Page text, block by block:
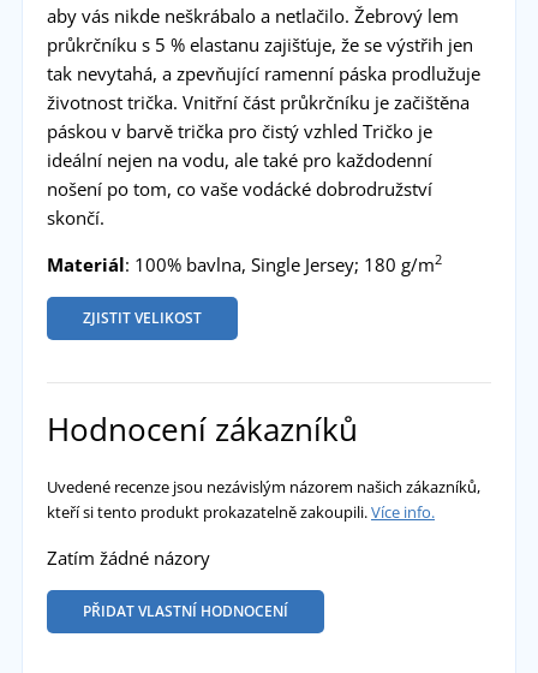
aby vás nikde neškrábalo a netlačilo. Žebrový lem
průkrčníku s 5 % elastanu zajišťuje, že se výstřih jen
tak nevytahá, a zpevňující ramenní páska prodlužuje
životnost trička. Vnitřní část průkrčníku je začištěna
páskou v barvě trička pro čistý vzhled Tričko je
ideální nejen na vodu, ale také pro každodenní
nošení po tom, co vaše vodácké dobrodružství
skončí.
Materiál: 100% bavlna, Single Jersey; 180 g/m2
ZJISTIT VELIKOST
Hodnocení zákazníků
Uvedené recenze jsou nezávislým názorem našich zákazníků,
kteří si tento produkt prokazatelně zakoupili.Více info.
Zatím žádné názory
PŘIDAT VLASTNÍ HODNOCENÍ